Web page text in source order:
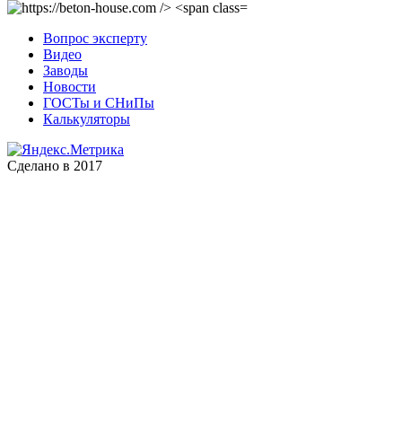
Вопрос эксперту
Видео
Заводы
Новости
ГОСТы и СНиПы
Калькуляторы
Сделано в 2017